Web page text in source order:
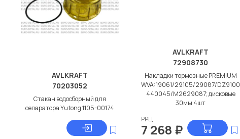
AVLKRAFT
70203052
Стакан водосборный для
сепаратора Yutong 1105-00174
AVLKRAFT
72908730
Накладки тормозные PREMIUM
WVA:19061/29105/29087/DZ9100
440045/M2629087; дисковые
30мм 4шт
РРЦ
7 268 ₽